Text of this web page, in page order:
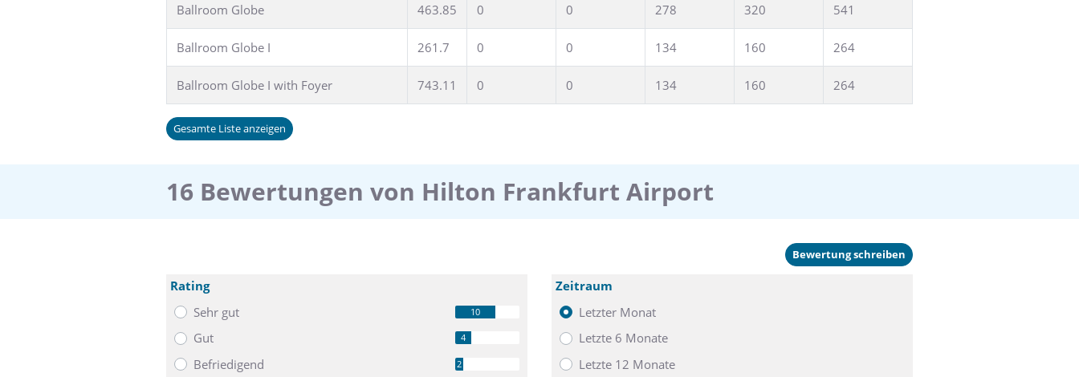
Ballroom Globe 463.85 0 0 278 320 541
Ballroom Globe I 261.7 0 0 134 160 264
Ballroom Globe I with Foyer 743.11 0 0 134 160 264
Gesamte Liste anzeigen
16 Bewertungen von Hilton Frankfurt Airport
Bewertung schreiben
Rating
Sehr gut
10
Gut 4
Befriedigend 2
Zeitraum
Letzter Monat
Letzte 6 Monate
Letzte 12 Monate